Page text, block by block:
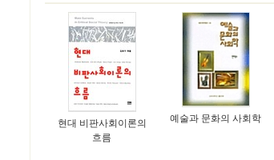
현대 비판사회이론의
흐름
예술과 문화의 사회학